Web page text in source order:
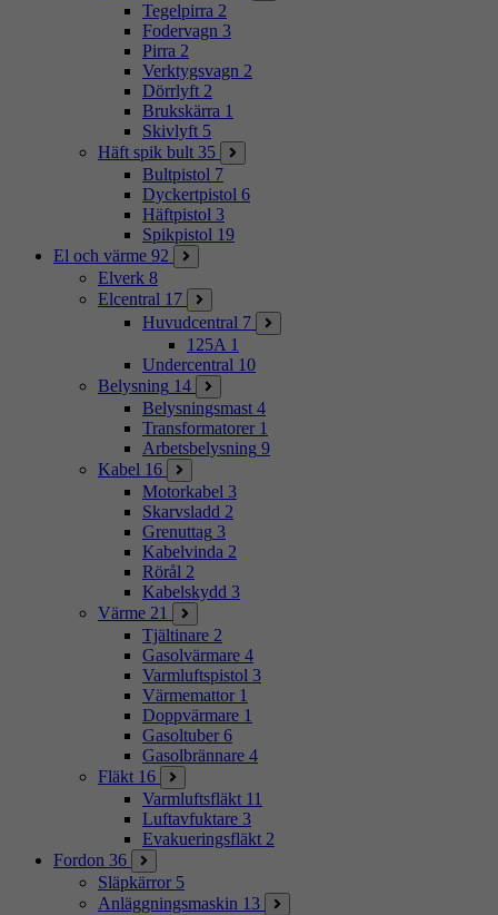
Tegelpirra 2
Fodervagn 3
Pirra 2
Verktygsvagn 2
Dörrlyft 2
Brukskärra 1
Skivlyft 5
Häft spik bult 35
Bultpistol 7
Dyckertpistol 6
Häftpistol 3
Spikpistol 19
El och värme 92
Elverk 8
Elcentral 17
Huvudcentral 7
125A 1
Undercentral 10
Belysning 14
Belysningsmast 4
Transformatorer 1
Arbetsbelysning 9
Kabel 16
Motorkabel 3
Skarvsladd 2
Grenuttag 3
Kabelvinda 2
Rörål 2
Kabelskydd 3
Värme 21
Tjältinare 2
Gasolvärmare 4
Varmluftspistol 3
Värmemattor 1
Doppvärmare 1
Gasoltuber 6
Gasolbrännare 4
Fläkt 16
Varmluftsfläkt 11
Luftavfuktare 3
Evakueringsfläkt 2
Fordon 36
Släpkärror 5
Anläggningsmaskin 13